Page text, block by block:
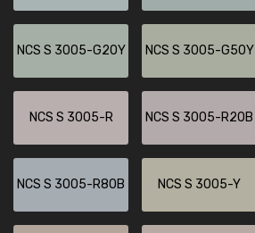
NCS S 3005-G20Y NCS S 3005-G50Y
NCS S 3005-R NCS S 3005-R20B
NCS S 3005-R80B NCS S 3005-Y